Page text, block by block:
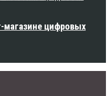
магазине цифровых